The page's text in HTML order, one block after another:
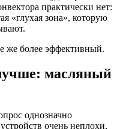
практически нет:
«глухая зона», которую
же более эффективный.
масляный
однозначно
очень неплохи,